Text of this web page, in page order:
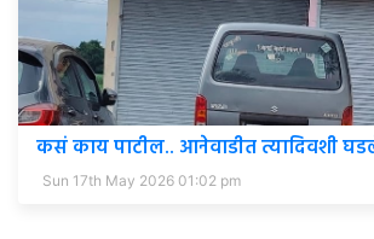
कसं काय पाटील.. आनेवाडीत त्यादिवशी
Sun 17th May 2026 01:02 pm